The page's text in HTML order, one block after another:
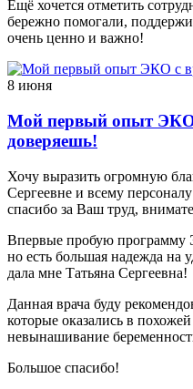
Ещё хочется отметить
бережно помогали,
очень ценно и важно!
8 июня
Мой первый опыт ЭКО
доверяешь!
Хочу выразить огромную
Сергеевне и всему
спасибо за Ваш труд,
Впервые пробую программу
но есть большая надежда на
дала мне Татьяна Сергеевна!
Данная врача буду
которые оказались в
невынашивание
Большое спасибо!